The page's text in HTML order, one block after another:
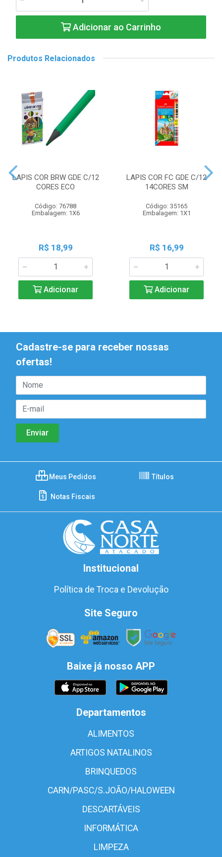
Adicionar ao Carrinho
Produtos Relacionados
LAPIS COR BRW GDE C/12
CORES ECO
Código: 76788
Embalagem: 1X6
R$ 18,99
Adicionar
LAPIS COR FC GDE C/12
14CORES SM
Código: 35165
Embalagem: 1X1
R$ 16,99
Adicionar
Cadastre-se para receber nossas
ofertas!
Meus Pedidos Títulos
Notas Fiscais
Institucional
Política de Troca e Devolução
Site Seguro
Baixe já nosso APP
Departamentos
ALIMENTOS
ARTIGOS NATALINOS
BRINQUEDOS
CARN/PASC/S.JOÃO/HALOWEEN
DESCARTÁVEIS
INFORMÁTICA
LIMPEZA